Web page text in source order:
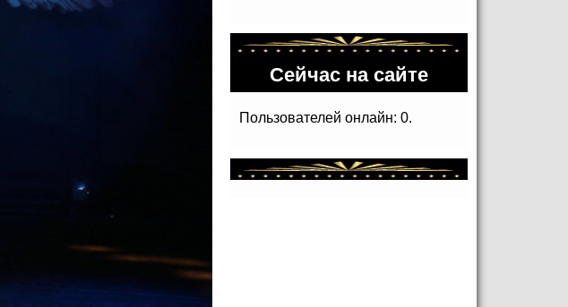
Сейчас на сайте
Пользователей онлайн: 0.